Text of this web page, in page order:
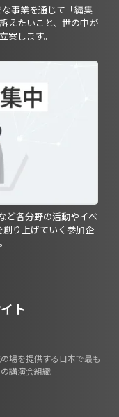
事業を通じて「編集
えたいこと、世の中が
案します。
ど各分野の活動やイベ
創り上げていく参加企
ト
場を提供する日本で最も
講演会組織